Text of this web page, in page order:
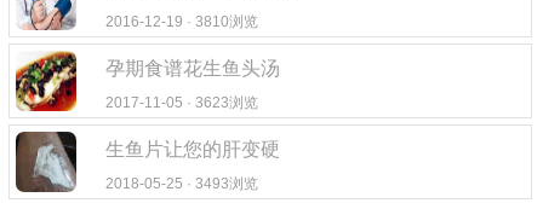
2016-12-19 · 3810浏览
孕期食谱花生鱼头汤
2017-11-05 · 3623浏览
生鱼片让您的肝变硬
2018-05-25 · 3493浏览